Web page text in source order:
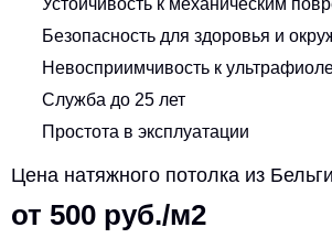
Устойчивость к механическим
Безопасность для здоровья и
Невосприимчивость к
Служба до 25 лет
Простота в эксплуатации
Цена натяжного потолка из
от 500 руб./м2